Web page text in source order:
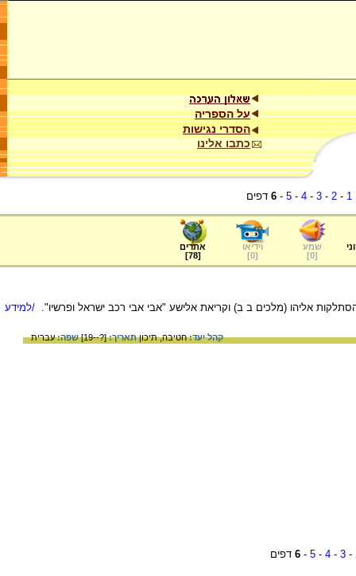
על הספריה
הסדרי נגישות
כתבו אלינו
1
-
2
-
3
-
4
-
5
-
6 דפים
שמע
[
0
]
וידיאו
[
0
]
אתרים
[
78
]
אליהו (מלכים ב ב) וקריאת אלישע "אבי אבי רכב ישראל ופרשיו". /למידע
קהל יעד:חטיבה,תיכוןתאריך:[?--19] שפה:עברית
-
3
-
4
-
5
-
6 דפים